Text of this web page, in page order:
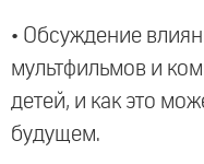
• Обсуждение
мультфильмов и
детей, и как это
будущем.